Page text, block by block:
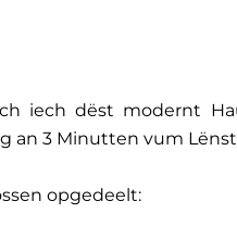
iech dëst modernt
an 3 Minutten vum
opgedeelt: